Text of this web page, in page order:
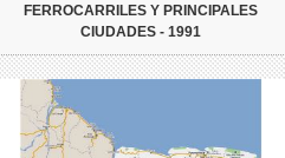
FERROCARRILES Y PRINCIPALES
CIUDADES - 1991